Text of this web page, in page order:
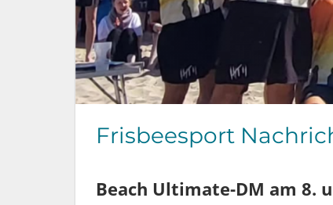
Frisbeesport
Beach Ultimate-DM am 8.